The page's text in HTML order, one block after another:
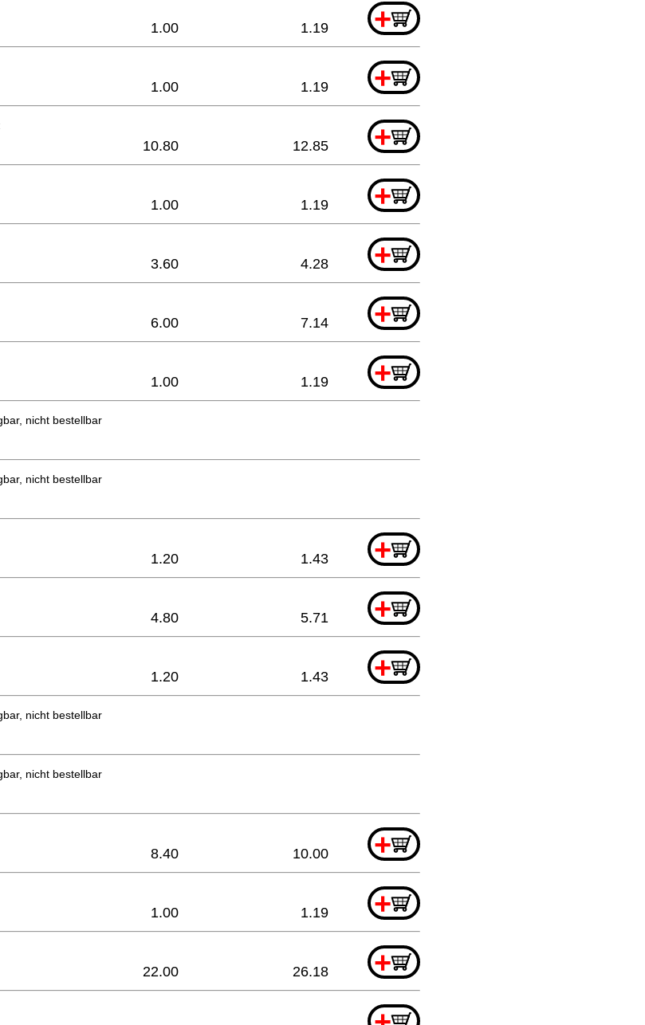
+
1.00 1.19
+
1.00 1.19
+
10.80 12.85
+
1.00 1.19
+
3.60 4.28
+
6.00 7.14
+
1.00 1.19
nicht bestellbar
nicht bestellbar
+
1.20 1.43
+
4.80 5.71
+
1.20 1.43
nicht bestellbar
nicht bestellbar
+
8.40 10.00
+
1.00 1.19
+
22.00 26.18